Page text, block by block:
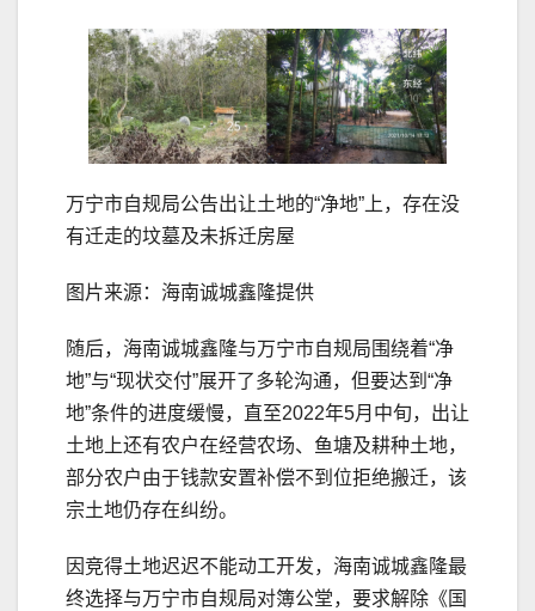
万宁市自规局公告出让土地的“净地”上，存在没
有迁走的坟墓及未拆迁房屋
图片来源：海南诚城鑫隆提供
随后，海南诚城鑫隆与万宁市自规局围绕着“净
地”与“现状交付”展开了多轮沟通，但要达到“净
地”条件的进度缓慢，直至2022年5月中旬，出让
土地上还有农户在经营农场、鱼塘及耕种土地，
部分农户由于钱款安置补偿不到位拒绝搬迁，该
宗土地仍存在纠纷。
因竞得土地迟迟不能动工开发，海南诚城鑫隆最
终选择与万宁市自规局对簿公堂，要求解除《国